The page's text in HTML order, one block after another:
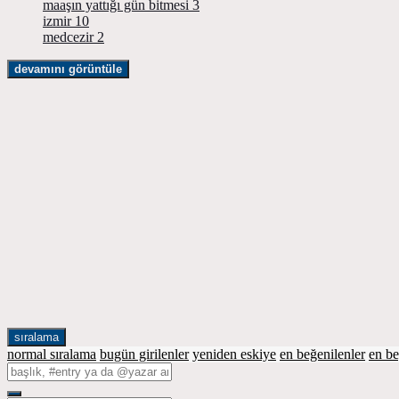
maaşın yattığı gün bitmesi 3
izmir 10
medcezir 2
devamını görüntüle
sıralama
normal sıralama bugün girilenler yeniden eskiye en beğenilenler en